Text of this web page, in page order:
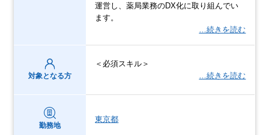
運営し、薬局業務のDX化に取り組んでい
ます。
…続きを読む
対象となる方
＜必須スキル＞
…続きを読む
勤務地
東京都